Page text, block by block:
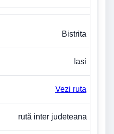
Bistrita
Iasi
Vezi ruta
rută inter judeteana